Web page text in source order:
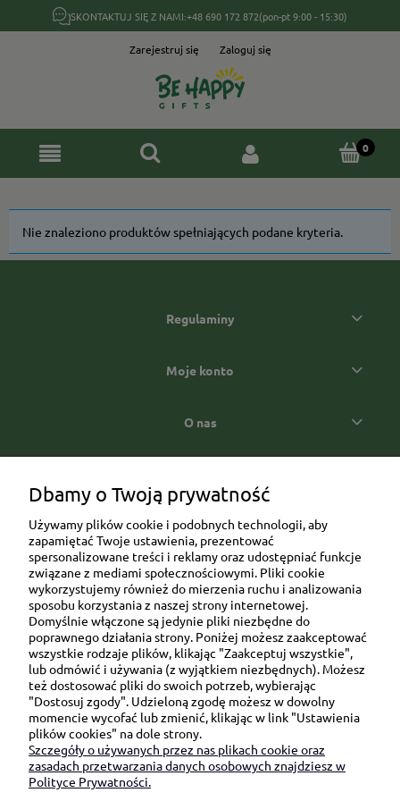
SKONTAKTUJ SIĘ Z NAMI:+48 690 172 872(pon-pt 9:00 - 15:30)
Zarejestruj się Zaloguj się
Nie znaleziono produktów spełniających podane kryteria.
Regulaminy
Moje konto
O nas
Ul. Brukowa 6/8 lok. 57/58
91-341 Łódź
NIP: 6751510615
SKONTAKTUJ SIĘ Z NAMI:
sklep@be-happygifts.com
+48 690 172 872
(pon-pt 9:00 - 15:30)
Dbamy o Twoją prywatność
Używamy plików cookie i podobnych technologii, aby
zapamiętać Twoje ustawienia, prezentować
spersonalizowane treści i reklamy oraz udostępniać funkcje
związane z mediami społecznościowymi. Pliki cookie
wykorzystujemy również do mierzenia ruchu i analizowania
sposobu korzystania z naszej strony internetowej.
Domyślnie włączone są jedynie pliki niezbędne do
poprawnego działania strony. Poniżej możesz zaakceptować
wszystkie rodzaje plików, klikając "Zaakceptuj wszystkie",
lub odmówić i używania (z wyjątkiem niezbędnych). Możesz
też dostosować pliki do swoich potrzeb, wybierając
"Dostosuj zgody". Udzieloną zgodę możesz w dowolny
momencie wycofać lub zmienić, klikając w link "Ustawienia
plików cookies" na dole strony.
Szczegóły o używanych przez nas plikach cookie oraz
zasadach przetwarzania danych osobowych znajdziesz w
Polityce Prywatności.